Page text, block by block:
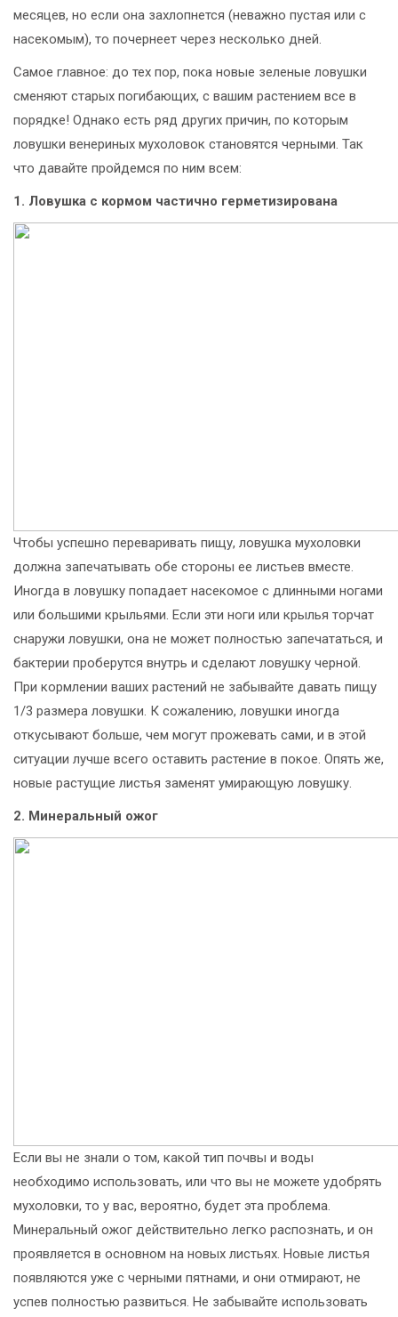
месяцев, но если она захлопнется (неважно пустая или с
насекомым), то почернеет через несколько дней.
Самое главное: до тех пор, пока новые зеленые ловушки
сменяют старых погибающих, с вашим растением все в
порядке! Однако есть ряд других причин, по которым
ловушки венериных мухоловок становятся черными. Так
что давайте пройдемся по ним всем:
1. Ловушка с кормом частично герметизирована
Чтобы успешно переваривать пищу, ловушка мухоловки
должна запечатывать обе стороны ее листьев вместе.
Иногда в ловушку попадает насекомое с длинными ногами
или большими крыльями. Если эти ноги или крылья торчат
снаружи ловушки, она не может полностью запечататься, и
бактерии проберутся внутрь и сделают ловушку черной.
При кормлении ваших растений не забывайте давать пищу
1/3 размера ловушки. К сожалению, ловушки иногда
откусывают больше, чем могут прожевать сами, и в этой
ситуации лучше всего оставить растение в покое. Опять же,
новые растущие листья заменят умирающую ловушку.
2. Минеральный ожог
Если вы не знали о том, какой тип почвы и воды
необходимо использовать, или что вы не можете удобрять
мухоловки, то у вас, вероятно, будет эта проблема.
Минеральный ожог действительно легко распознать, и он
проявляется в основном на новых листьях. Новые листья
появляются уже с черными пятнами, и они отмирают, не
успев полностью развиться. Не забывайте использовать